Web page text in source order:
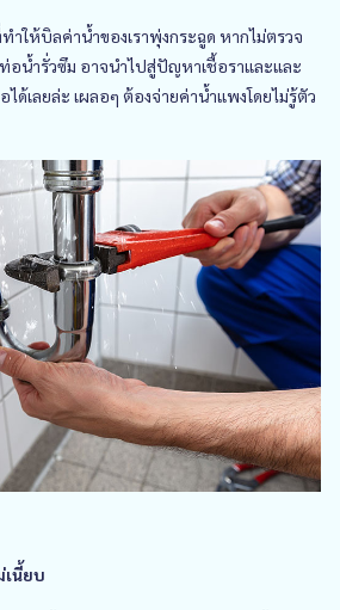
ให้บิลค่าน้ำของเราพุ่งกระฉูด หากไม่ตรวจ
อน้ำรั่วซึม อาจนำไปสู่ปัญหาเชื้อราและและ
ด้เลยล่ะ เผลอๆ ต้องจ่ายค่าน้ำแพงโดยไม่รู้ตัว
เนี้ยบ